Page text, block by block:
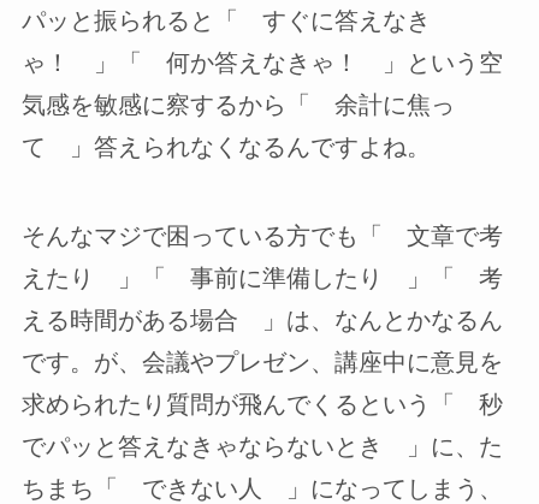
パッと振られると「 すぐに答えなき
ゃ！ 」「 何か答えなきゃ！ 」という空
気感を敏感に察するから「 余計に焦っ
て 」答えられなくなるんですよね。
そんなマジで困っている方でも「 文章で考
えたり 」「 事前に準備したり 」「 考
える時間がある場合 」は、なんとかなるん
です。が、会議やプレゼン、講座中に意見を
求められたり質問が飛んでくるという「 秒
でパッと答えなきゃならないとき 」に、た
ちまち「 できない人 」になってしまう、